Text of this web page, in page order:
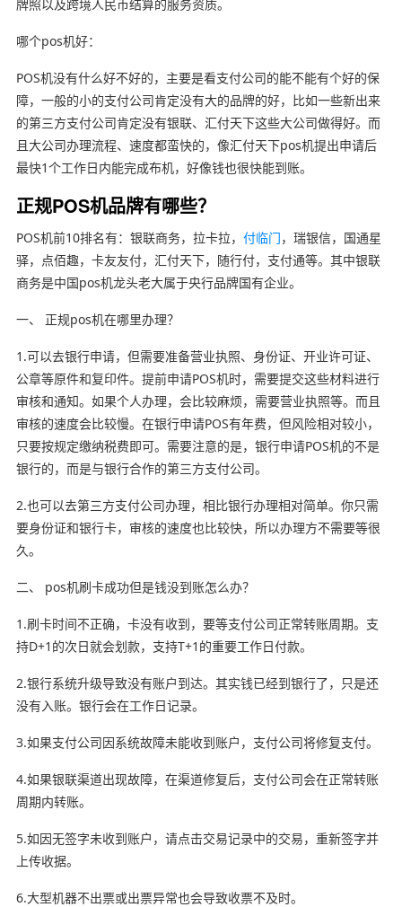
牌照以及跨境人民币结算的服务资质。
哪个pos机好：
POS机没有什么好不好的，主要是看支付公司的能不能有个好的保
障，一般的小的支付公司肯定没有大的品牌的好，比如一些新出来
的第三方支付公司肯定没有银联、汇付天下这些大公司做得好。而
且大公司办理流程、速度都蛮快的，像汇付天下pos机提出申请后
最快1个工作日内能完成布机，好像钱也很快能到账。
正规POS机品牌有哪些？
POS机前10排名有：银联商务，拉卡拉， 付临门，瑞银信，国通星
驿，点佰趣，卡友友付，汇付天下，随行付，支付通等。其中银联
商务是中国pos机龙头老大属于央行品牌国有企业。
一、 正规pos机在哪里办理？
1.可以去银行申请，但需要准备营业执照、身份证、开业许可证、
公章等原件和复印件。提前申请POS机时，需要提交这些材料进行
审核和通知。如果个人办理，会比较麻烦，需要营业执照等。而且
审核的速度会比较慢。在银行申请POS有年费，但风险相对较小，
只要按规定缴纳税费即可。需要注意的是，银行申请POS机的不是
银行的，而是与银行合作的第三方支付公司。
2.也可以去第三方支付公司办理，相比银行办理相对简单。你只需
要身份证和银行卡，审核的速度也比较快，所以办理方不需要等很
久。
二、 pos机刷卡成功但是钱没到账怎么办？
1.刷卡时间不正确，卡没有收到，要等支付公司正常转账周期。支
持D+1的次日就会划款，支持T+1的重要工作日付款。
2.银行系统升级导致没有账户到达。其实钱已经到银行了，只是还
没有入账。银行会在工作日记录。
3.如果支付公司因系统故障未能收到账户，支付公司将修复支付。
4.如果银联渠道出现故障，在渠道修复后，支付公司会在正常转账
周期内转账。
5.如因无签字未收到账户，请点击交易记录中的交易，重新签字并
上传收据。
6.大型机器不出票或出票异常也会导致收票不及时。